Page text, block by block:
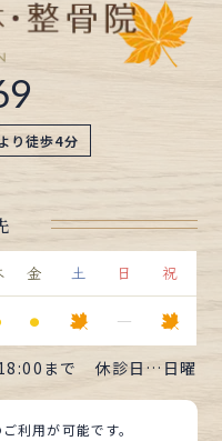
り徒歩4分
金 土 日 祝
⚫︎ ー
まで 休診日…日曜
利用が可能です。